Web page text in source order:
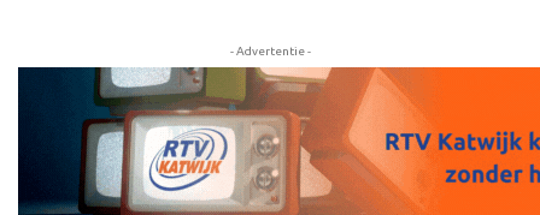
- Advertentie -